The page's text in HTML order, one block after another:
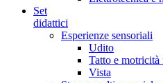
Set
didattici
Esperienze sensoriali
Udito
Tatto e motricità
Vista